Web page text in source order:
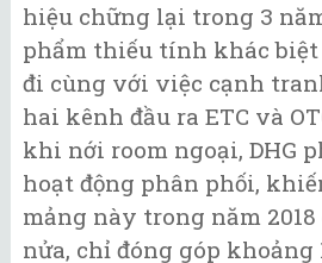
hiệu chững lại trong 3
phẩm thiếu tính khác
đi cùng với việc cạnh
hai kênh đầu ra ETC và
khi nới room ngoại, DHG
hoạt động phân phối,
mảng này trong năm
nửa, chỉ đóng góp khoảng